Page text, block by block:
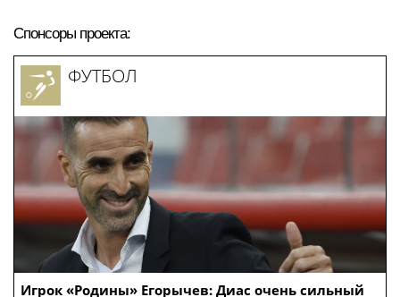
Спонсоры проекта:
Игрок «Родины» Егорычев: Диас очень сильный
ФУТБОЛ